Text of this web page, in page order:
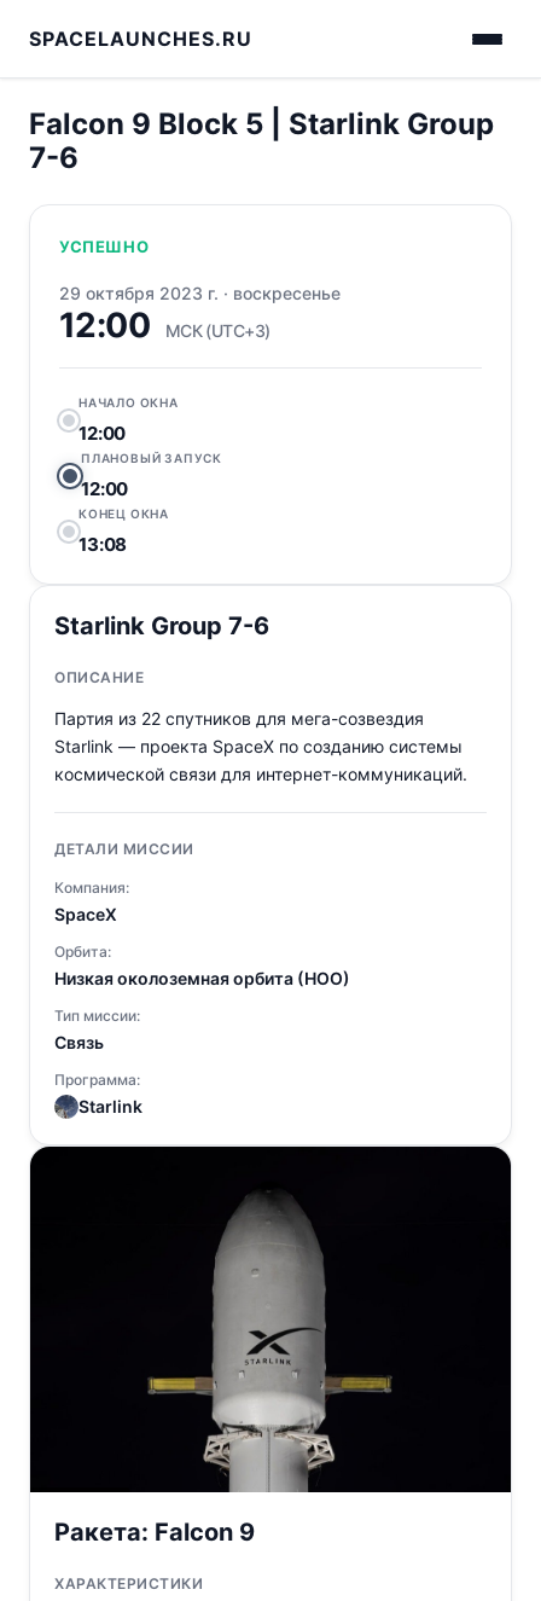
SPACELAUNCHES.RU
Falcon 9 Block 5 | Starlink Group
7-6
УСПЕШНО
29 октября 2023 г. · воскресенье
12:00 МСК (UTC+3)
НАЧАЛО ОКНА
12:00
ПЛАНОВЫЙ ЗАПУСК
12:00
КОНЕЦ ОКНА
13:08
Starlink Group 7-6
ОПИСАНИЕ
Партия из 22 спутников для мега-созвездия
Starlink — проекта SpaceX по созданию системы
космической связи для интернет-коммуникаций.
ДЕТАЛИ МИССИИ
Компания:
SpaceX
Орбита:
Низкая околоземная орбита (НОО)
Тип миссии:
Связь
Программа:
Starlink
Ракета: Falcon 9
ХАРАКТЕРИСТИКИ